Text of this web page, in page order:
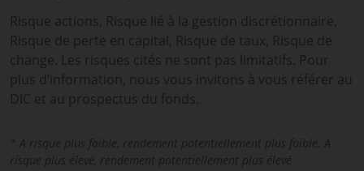
Risque actions, Risque lié à la gestion discrétionnaire,
Risque de perte en capital, Risque de taux, Risque de
change. Les risques cités ne sont pas limitatifs. Pour
plus d’information, nous vous invitons à vous référer au
DIC et au prospectus du fonds.
* A risque plus faible, rendement potentiellement plus faible. A
risque plus élevé, rendement potentiellement plus élevé